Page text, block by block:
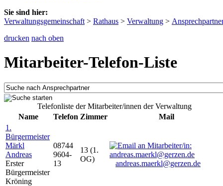
Sie sind hier:
Verwaltungsgemeinschaft > Rathaus > Verwaltung >
drucken nach oben
Mitarbeiter-Telefon-Liste
Telefonliste der Mitarbeiter/innen der Verwaltung
Name
Telefon Zimmer
Mail
1.
Bürgermeister
Märkl
Andreas
Erster
Bürgermeister
Kröning
08744
9604-
13
13 (1.
OG)
andreas.maerkl@gerzen.de